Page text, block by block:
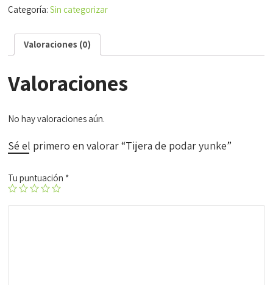
yunke
Categoría:Sin categorizar
Valoraciones (0)
Valoraciones
No hay valoraciones aún.
Sé el primero en valorar “Tijera de podar yunke”
Tu puntuación *